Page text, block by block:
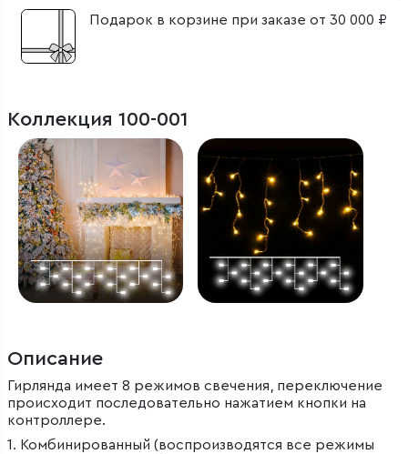
Подарок в корзине при заказе от 30 000 ₽
Коллекция 100-001
Описание
Гирлянда имеет 8 режимов свечения, переключение
происходит последовательно нажатием кнопки на
контроллере.
1. Комбинированный (воспроизводятся все режимы